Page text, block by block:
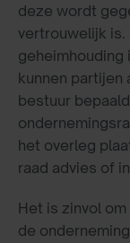
deze wordt
vertrouwelijk is.
geheimhouding
kunnen
bestuur
het overleg
raad advies of
Het is zinvol
de